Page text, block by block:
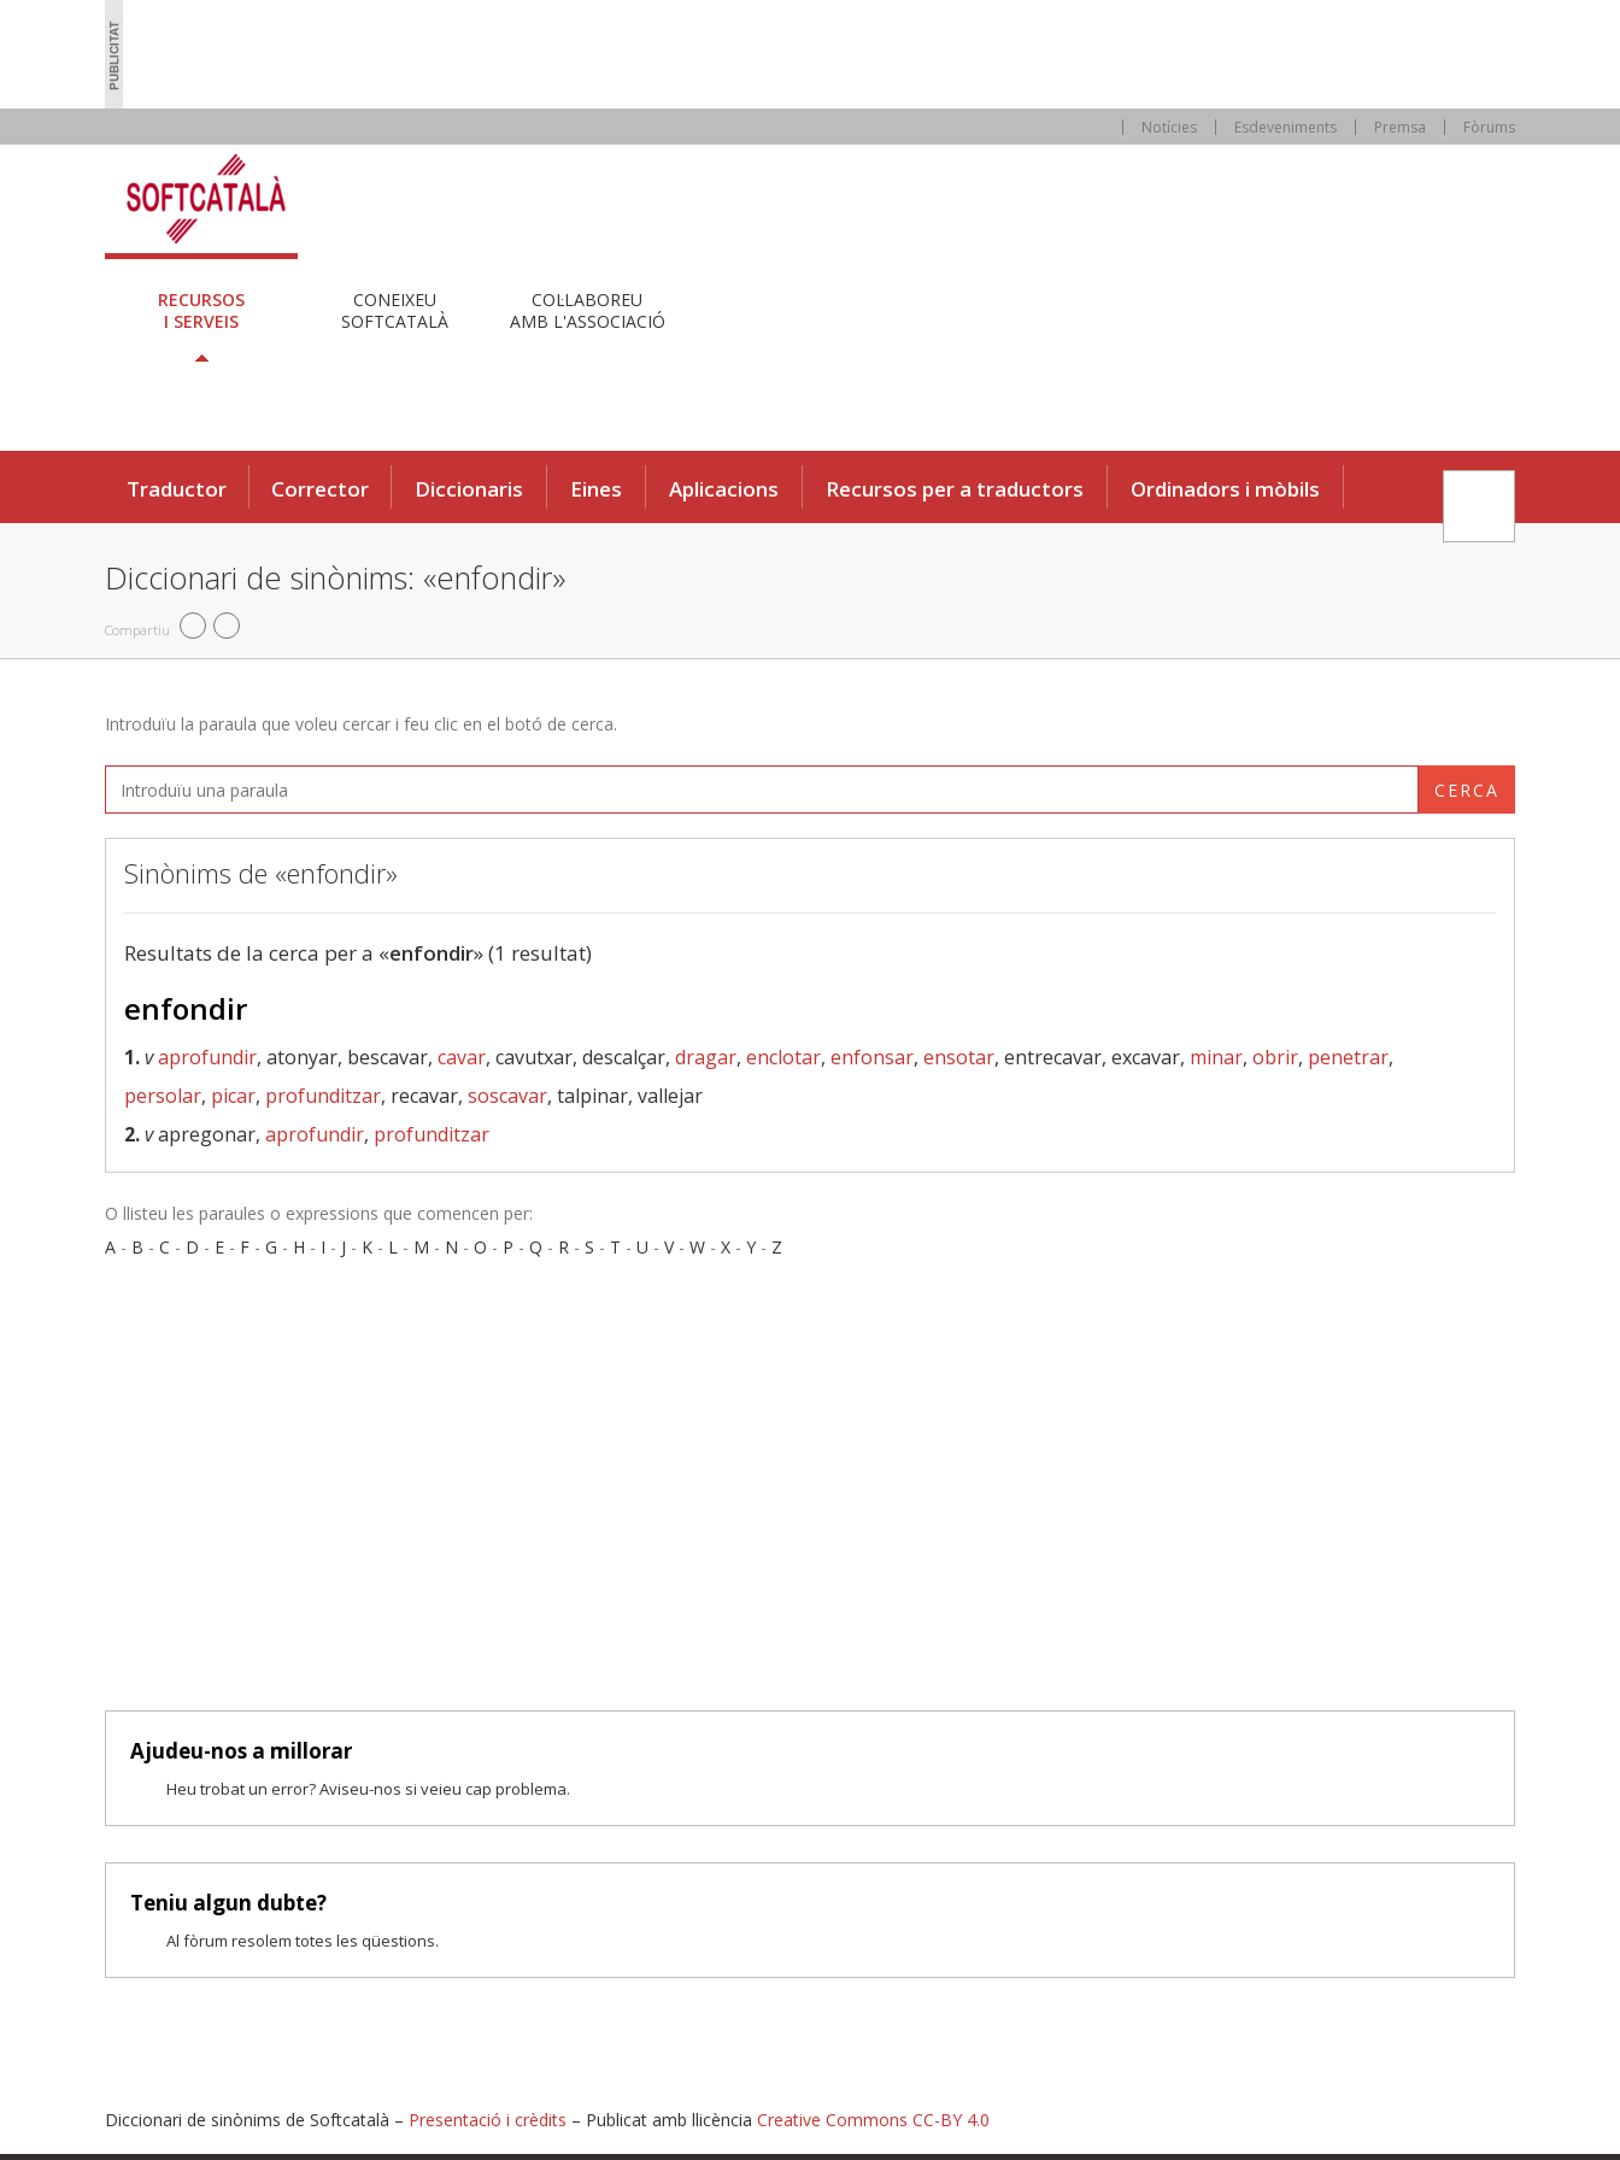
Notícies Esdeveniments Premsa Fòrums
RECURSOS
I SERVEIS
CONEIXEU
SOFTCATALÀ
COL·LABOREU
AMB L'ASSOCIACIÓ
Traductor Corrector Diccionaris Eines Aplicacions Recursos per a traductors Ordinadors i mòbils
Diccionari de sinònims: «enfondir»
Compartiu
Introduïu la paraula que voleu cercar i feu clic en el botó de cerca.
CERCA
Sinònims de «enfondir»
Resultats de la cerca per a «enfondir» (1 resultat)
enfondir
1.vaprofundir, atonyar, bescavar, cavar, cavutxar, descalçar, dragar, enclotar, enfonsar, ensotar, entrecavar, excavar, minar, obrir, penetrar,
persolar, picar, profunditzar, recavar, soscavar, talpinar, vallejar
2.vapregonar, aprofundir, profunditzar
O llisteu les paraules o expressions que comencen per:
A - B - C - D - E - F - G - H - I - J - K - L - M - N - O - P - Q - R - S - T - U - V- W - X - Y - Z
Ajudeu-nos a millorar
Heu trobat un error? Aviseu-nos si veieu cap problema.
Teniu algun dubte?
Al fòrum resolem totes les qüestions.
Diccionari de sinònims de Softcatalà – Presentació i crèdits – Publicat amb llicència Creative Commons CC-BY 4.0